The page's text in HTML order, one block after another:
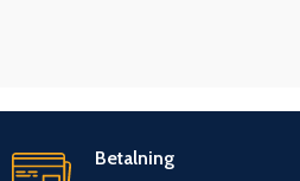
Betalning